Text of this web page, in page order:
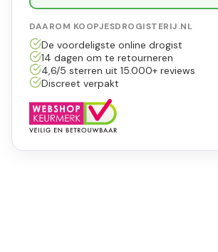
DAAROM KOOPJESDROGISTERIJ.NL
De voordeligste online drogist
14 dagen om te retourneren
4,6/5 sterren uit 15.000+ reviews
Discreet verpakt